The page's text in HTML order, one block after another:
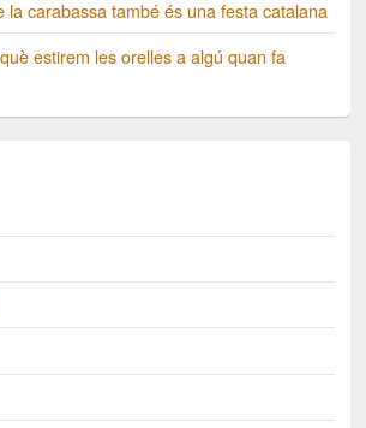
la carabassa també és una festa catalana
estirem les orelles a algú quan fa